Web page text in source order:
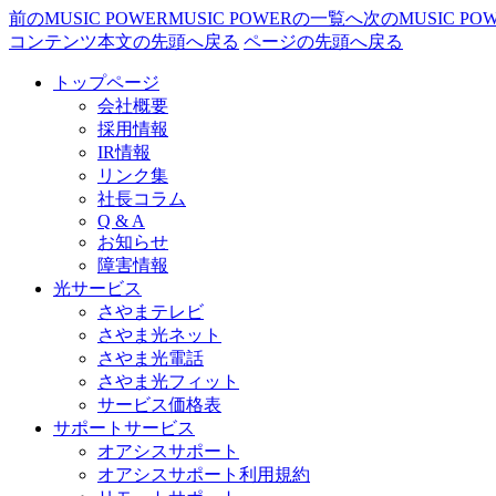
前のMUSIC POWERMUSIC POWERの一覧へ次のMUSIC
コンテンツ本文の先頭へ戻る ページの先頭へ戻る
トップページ
会社概要
採用情報
IR情報
リンク集
社長コラム
Q & A
お知らせ
障害情報
光サービス
さやまテレビ
さやま光ネット
さやま光電話
さやま光フィット
サービス価格表
サポートサービス
オアシスサポート
オアシスサポート利用規約